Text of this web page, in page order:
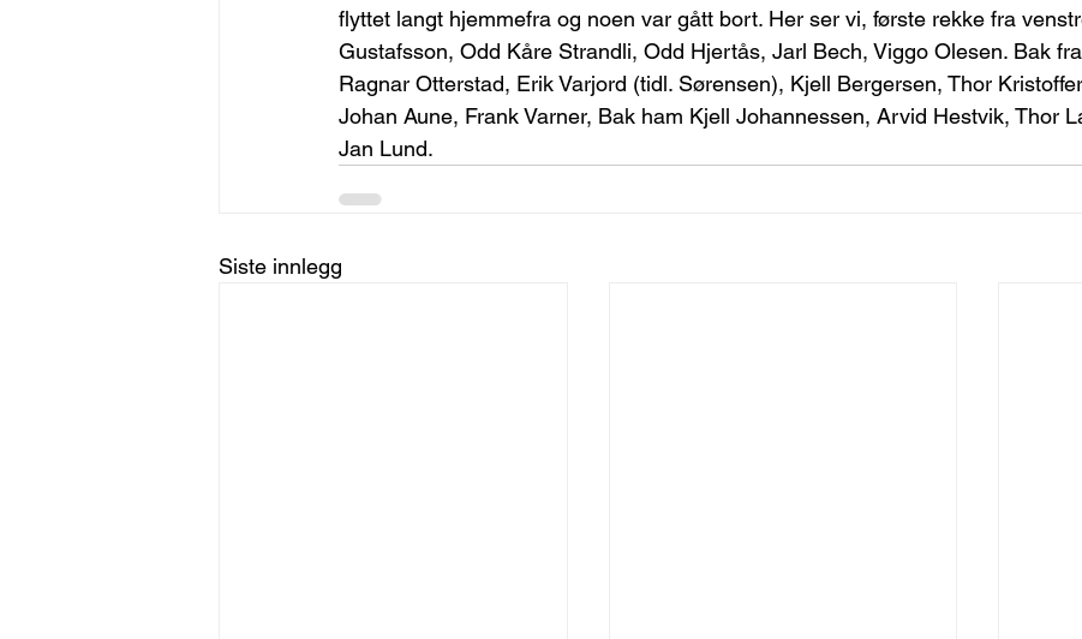
flyttet langt hjemmefra og noen var gått bort. Her ser vi, første rekke fra
Gustafsson, Odd Kåre Strandli, Odd Hjertås, Jarl Bech, Viggo Olesen. Bak
Ragnar Otterstad, Erik Varjord (tidl. Sørensen), Kjell Bergersen, Thor
Johan Aune, Frank Varner, Bak ham Kjell Johannessen, Arvid Hestvik, Thor
Jan Lund.
Siste innlegg